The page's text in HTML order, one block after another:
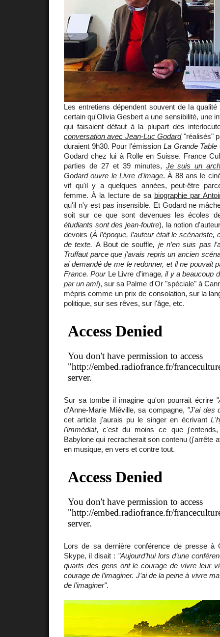
Les entretiens dépendent souvent de la
certain qu'Olivia Gesbert a une sensibilité, une
qui faisaient défaut à la plupart des
conversation avec Jean-Luc Godard"réalisés"
duraient 9h30. Pour l'émission La Grande Table
Godard chez lui à Rolle en Suisse. France
parties de 27 et 39 minutes, Je suis un
Godard ouvre le Livre d'image. À 88 ans le
vif qu'il y a quelques années, peut-être
femme. À la lecture de sa biographie par
qu'il n'y est pas insensible. Et Godard ne
soit sur ce que sont devenues les écoles
étudiants sont des jean-foutre), la notion
devoirs (À l’époque, l’auteur était le scénariste,
de texte. A Bout de souffle, je n’en suis pas
Truffaut parce que j’avais repris un ancien
ai demandé de me le redonner, et il ne pouvait
France. Pour Le Livre d’image, il y a beaucoup
par un ami), sur sa Palme d'Or "spéciale" à
mépris comme un prix de consolation, sur la
politique, sur ses rêves, sur l'âge, etc.
Sur sa tombe il imagine qu'on pourrait écrire
d'Anne-Marie Miéville, sa compagne, "J'ai des
cet article j'aurais pu le singer en écrivant
l'immédiat, c'est du moins ce que j'entends,
Babylone qui recracherait son contenu (j'arrête
en musique, en vers et contre tout.
Lors de sa dernière conférence de presse à
Skype, il disait : "Aujourd’hui lors d’une
quarts des gens ont le courage de vivre leur
courage de l’imaginer. J’ai de la peine à vivre
de l’imaginer".